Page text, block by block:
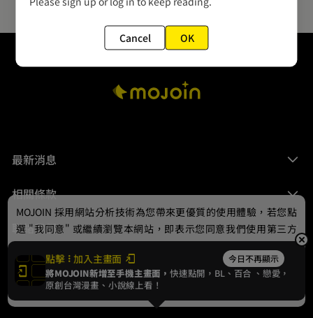
最新消息
相關條款
聯絡我們
© 2024 gamania Digital Entertainment Co., Ltd.
點擊 加入主畫面 今日不再顯示
將MOJOIN新增至手機主畫面，快速點開，BL、 百合 、戀愛，
原創台灣漫畫、小說線上看！
MOJOIN 採用網站分析技術為您帶來更優質的使用體驗，若您點
選 "我同意" 或繼續瀏覽本網站，即表示您同意我們使用第三方
Cookie，欲瞭解更多資訊請見隱私權政策。
我同意
Cancel OK